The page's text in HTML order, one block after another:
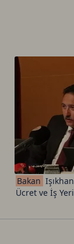
Bakan
Ücret ve İş